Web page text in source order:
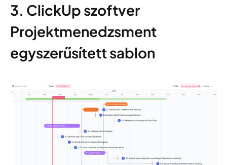
3. ClickUp szoftver
Projektmenedzsment
egyszerűsített sablon